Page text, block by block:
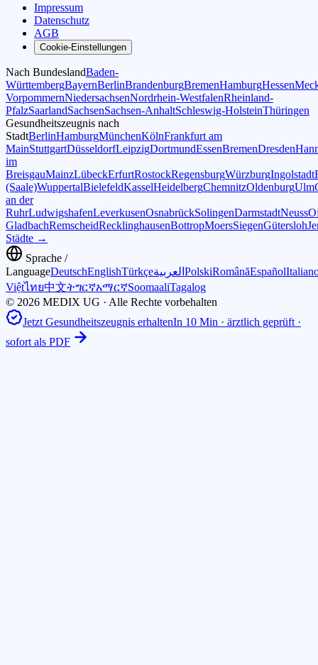
Impressum
Datenschutz
AGB
Cookie-Einstellungen
Nach BundeslandBaden-
WürttembergBayernBerlinBrandenburgBremenHamburgHessen
VorpommernNiedersachsenNordrhein-WestfalenRheinland-
PfalzSaarlandSachsenSachsen-AnhaltSchleswig-HolsteinThüringen
Gesundheitszeugnis nach
StadtBerlinHamburgMünchenKölnFrankfurt am
MainStuttgartDüsseldorfLeipzigDortmundEssenBremenDresden
im
BreisgauMainzLübeckErfurtRostockRegensburgWürzburgIngolstadt
(Saale)WuppertalBielefeldKasselHeidelbergChemnitzOldenburgUlm
an der
RuhrLudwigshafenLeverkusenOsnabrückSolingenDarmstadtNeuss
GladbachRemscheidRecklinghausenBottropMoersSiegenGütersloh
Städte →
Sprache /
LanguageDeutschEnglishTürkçeالعربية PolskiRomânăEspañol
Việtไทย中文ትግርኛአማርኛSoomaaliTagalog
© 2026 MEDIX UG · Alle Rechte vorbehalten
Jetzt Gesundheitszeugnis erhaltenIn 10 Min · ärztlich geprüft ·
sofort als PDF